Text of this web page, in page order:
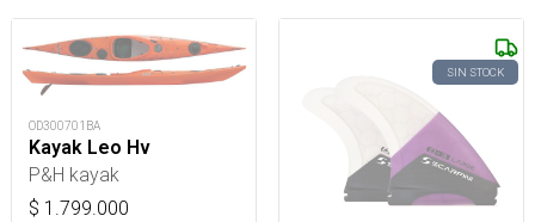
OD300701BA
Kayak Leo Hv
P&H kayak
$ 1.799.000
SIN STOCK